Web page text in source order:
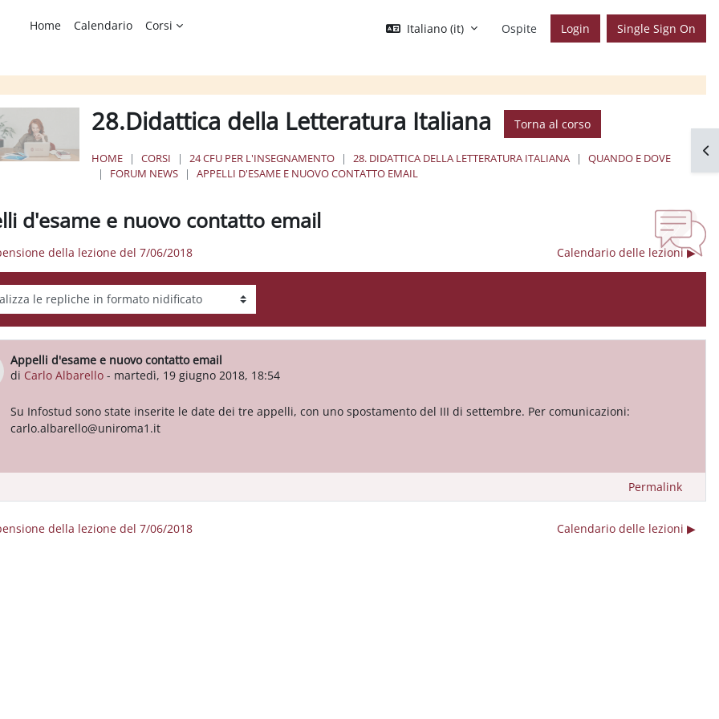
Home
Calendario Corsi Italiano ‎(it)‎ Ospite Login Single Sign On
28.Didattica della Letteratura Italiana Torna al corso
HOME CORSI 24 CFU PER L'INSEGNAMENTO 28. DIDATTICA DELLA LETTERATURA ITALIANA
QUANDO E DOVE
FORUM NEWS
APPELLI D'ESAME E NUOVO CONTATTO EMAIL
d'esame e nuovo contatto email
della lezione del 7/06/2018 Calendario delle lezioni ▶︎
visualizzazione
Appelli d'esame e nuovo contatto email
di Carlo Albarello - martedì, 19 giugno 2018, 18:54
Numero di risposte: 0
Su Infostud sono state inserite le date dei tre appelli, con uno spostamento del III di settembre. Per comunicazioni:
carlo.albarello@uniroma1.it
Permalink
della lezione del 7/06/2018 Calendario delle lezioni ▶︎